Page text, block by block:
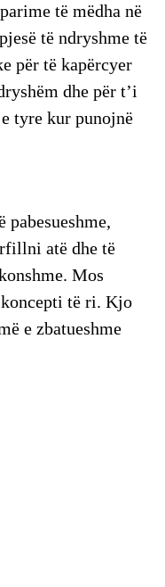
të mëdha në
të ndryshme të
për të kapërcyer
dhe për t’i
tyre kur punojnë
atë dhe të
Mos
të ri. Kjo
e zbatueshme